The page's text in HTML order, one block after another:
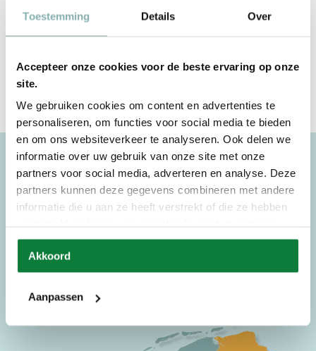
Toestemming Details Over
Accepteer onze cookies voor de beste ervaring op onze
site.
We gebruiken cookies om content en advertenties te
personaliseren, om functies voor social media te bieden
en om ons websiteverkeer te analyseren. Ook delen we
informatie over uw gebruik van onze site met onze
partners voor social media, adverteren en analyse. Deze
partners kunnen deze gegevens combineren met andere
informatie die u aan ze heeft verstrekt of die ze hebben
Akkoord
Aanpassen
simpel. Een kind kan de was doen. Sterker nog: pas geboren baby’s slapen als
1
De Preston verkooppunten
Uw zoektocht naar slaapcomfort begint bij Preston Slaapcomfort. Met
Bekijk onze verkooppunten